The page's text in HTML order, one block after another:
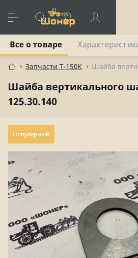
Запчасти Т-150К Шайба
Шайба вертикального
125.30.140
Все о товаре
Популярный